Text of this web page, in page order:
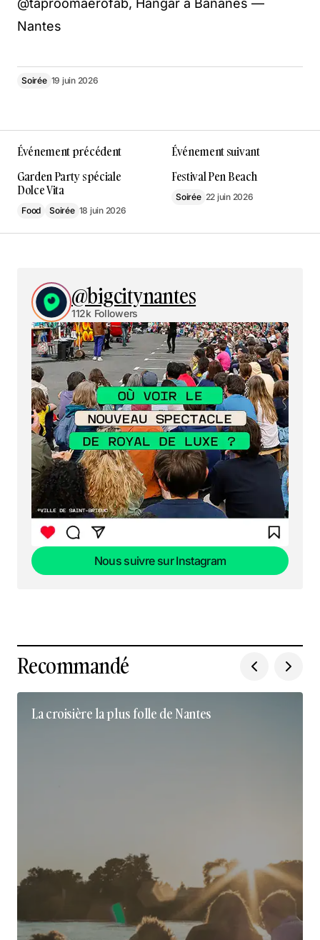
Nantes
Soirée 19 juin 2026
Événement précédent
Garden Party spéciale
Dolce Vita
Food Soirée 18 juin 2026
Événement suivant
Festival Pen Beach
Soirée 22 juin 2026
@bigcitynantes
112k Followers
Nous suivre sur Instagram
Recommandé
La croisière la plus folle de Nantes